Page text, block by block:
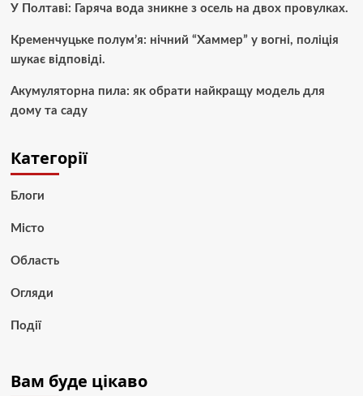
У Полтаві: Гаряча вода зникне з осель на двох провулках.
Кременчуцьке полум’я: нічний “Хаммер” у вогні, поліція
шукає відповіді.
Акумуляторна пила: як обрати найкращу модель для
дому та саду
Категорії
Блоги
Місто
Область
Огляди
Події
Вам буде цікаво